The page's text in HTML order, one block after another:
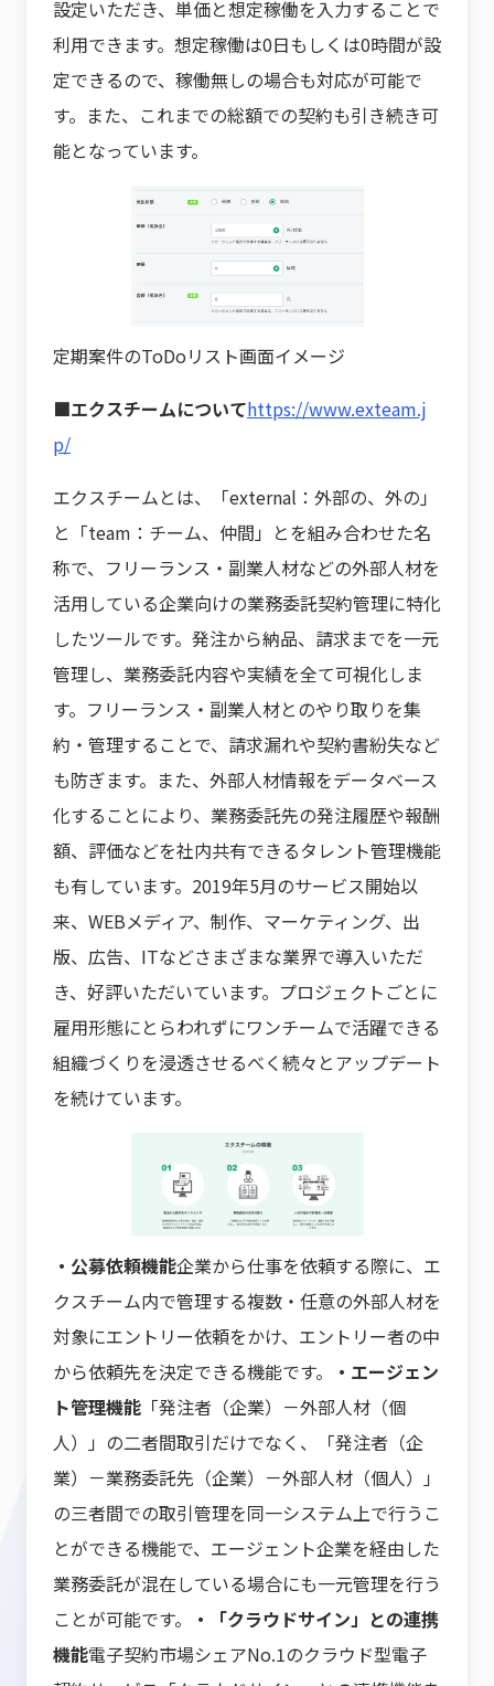
設定いただき、単価と想定稼働を入力することで
利用できます。想定稼働は0日もしくは0時間が設
定できるので、稼働無しの場合も対応が可能で
す。また、これまでの総額での契約も引き続き可
能となっています。
定期案件のToDoリスト画面イメージ
■エクスチームについてhttps://www.exteam.j
p/
エクスチームとは、「external：外部の、外の」
と「team：チーム、仲間」とを組み合わせた名
称で、フリーランス・副業人材などの外部人材を
活用している企業向けの業務委託契約管理に特化
したツールです。発注から納品、請求までを一元
管理し、業務委託内容や実績を全て可視化しま
す。フリーランス・副業人材とのやり取りを集
約・管理することで、請求漏れや契約書紛失など
も防ぎます。また、外部人材情報をデータベース
化することにより、業務委託先の発注履歴や報酬
額、評価などを社内共有できるタレント管理機能
も有しています。2019年5月のサービス開始以
来、WEBメディア、制作、マーケティング、出
版、広告、ITなどさまざまな業界で導入いただ
き、好評いただいています。プロジェクトごとに
雇用形態にとらわれずにワンチームで活躍できる
組織づくりを浸透させるべく続々とアップデート
を続けています。
・公募依頼機能企業から仕事を依頼する際に、エ
クスチーム内で管理する複数・任意の外部人材を
対象にエントリー依頼をかけ、エントリー者の中
から依頼先を決定できる機能です。
・エージェン
ト管理機能 「発注者（企業）－外部人材（個
人）」の二者間取引だけでなく、「発注者（企
業）－業務委託先（企業）－外部人材（個人）」
の三者間での取引管理を同一システム上で行うこ
とができる機能で、エージェント企業を経由した
業務委託が混在している場合にも一元管理を行う
ことが可能です。
・「クラウドサイン」との連携
機能電子契約市場シェアNo.1のクラウド型電子